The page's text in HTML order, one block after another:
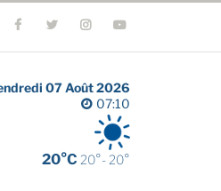
07 Août 2026
07:10
20°C 20°- 20°